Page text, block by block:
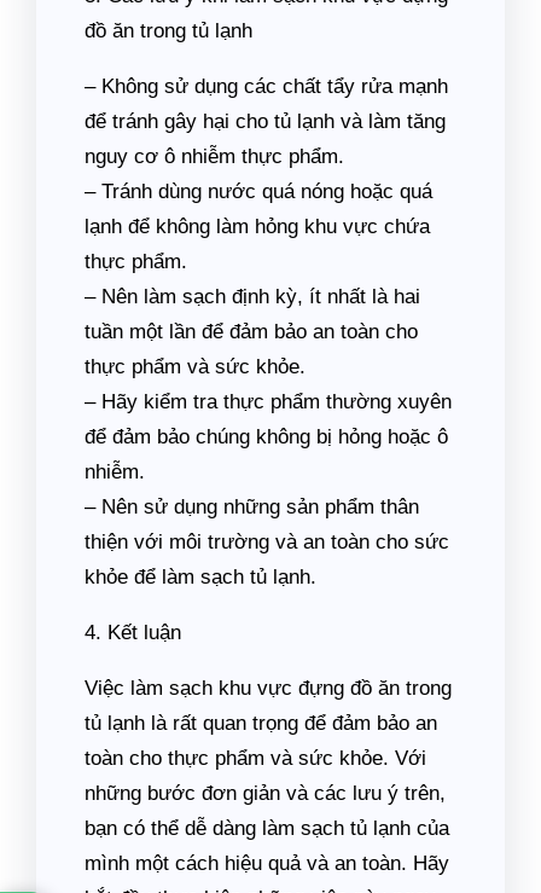
đồ ăn trong tủ lạnh
– Không sử dụng các chất tẩy rửa mạnh
để tránh gây hại cho tủ lạnh và làm tăng
nguy cơ ô nhiễm thực phẩm.
– Tránh dùng nước quá nóng hoặc quá
lạnh để không làm hỏng khu vực chứa
thực phẩm.
– Nên làm sạch định kỳ, ít nhất là hai
tuần một lần để đảm bảo an toàn cho
thực phẩm và sức khỏe.
– Hãy kiểm tra thực phẩm thường xuyên
để đảm bảo chúng không bị hỏng hoặc ô
nhiễm.
– Nên sử dụng những sản phẩm thân
thiện với môi trường và an toàn cho sức
khỏe để làm sạch tủ lạnh.
4. Kết luận
Việc làm sạch khu vực đựng đồ ăn trong
tủ lạnh là rất quan trọng để đảm bảo an
toàn cho thực phẩm và sức khỏe. Với
những bước đơn giản và các lưu ý trên,
bạn có thể dễ dàng làm sạch tủ lạnh của
mình một cách hiệu quả và an toàn. Hãy